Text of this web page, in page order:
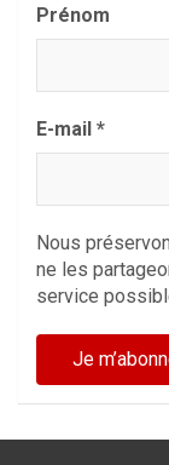
Prénom
E-mail *
Nous
ne les
service